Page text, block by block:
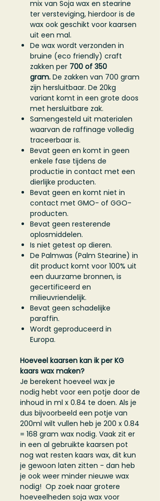
mix van Soja wax en stearine
ter versteviging, hierdoor is de
wax ook geschikt voor kaarsen
uit een mal.
De wax wordt verzonden in
bruine (eco friendly) craft
zakken per 700 of 350
gram. De zakken van 700 gram
zijn hersluitbaar. De 20kg
variant komt in een grote doos
met hersluitbare zak.
Samengesteld uit materialen
waarvan de raffinage volledig
traceerbaar is.
Bevat geen en komt in geen
enkele fase tijdens de
productie in contact met een
dierlijke producten.
Bevat geen en komt niet in
contact met GMO- of GGO-
producten.
Bevat geen resterende
oplosmiddelen.
Is niet getest op dieren.
De Palmwas (Palm Stearine) in
dit product komt voor 100% uit
een duurzame bronnen, is
gecertificeerd en
milieuvriendelijk.
Bevat geen schadelijke
paraffin.
Wordt geproduceerd in
Europa.
Hoeveel kaarsen kan ik per KG
kaars wax maken?
Je berekent hoeveel wax je
nodig hebt voor een potje door de
inhoud in ml x 0.84 te doen. Als je
dus bijvoorbeeld een potje van
200ml wilt vullen heb je 200 x 0.84
= 168 gram wax nodig. Vaak zit er
in een al gebruikte kaarsen pot
nog wat resten kaars wax, dit kun
je gewoon laten zitten - dan heb
je ook weer minder nieuwe wax
nodig! Op zoek naar grotere
hoeveelheden soja wax voor